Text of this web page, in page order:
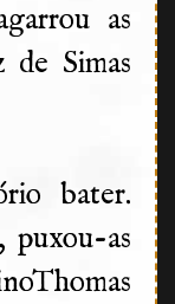
as
Simas
bater.
puxou-as